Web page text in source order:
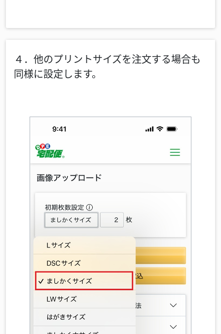
４．他のプリントサイズを注文する場合も
同様に設定します。